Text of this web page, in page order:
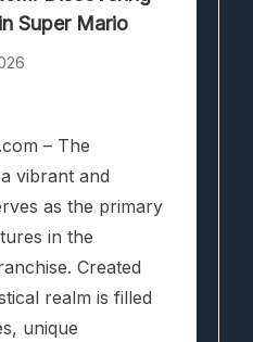
Super Mario
– The
vibrant and
as the primary
in the
Created
realm is filled
unique